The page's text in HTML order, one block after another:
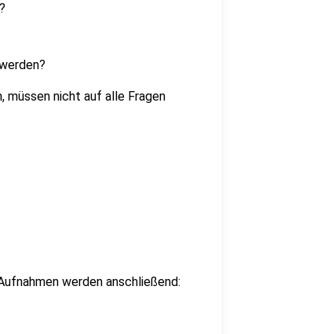
müssen nicht auf alle Fragen
werden anschließend: